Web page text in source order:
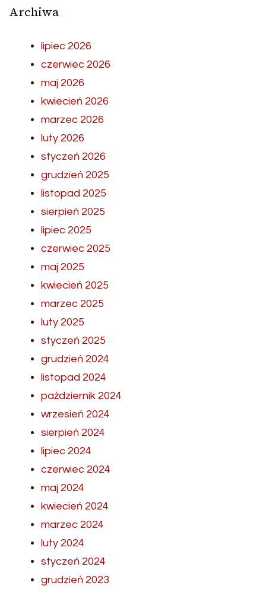
Archiwa
lipiec 2026
czerwiec 2026
maj 2026
kwiecień 2026
marzec 2026
luty 2026
styczeń 2026
grudzień 2025
listopad 2025
sierpień 2025
lipiec 2025
czerwiec 2025
maj 2025
kwiecień 2025
marzec 2025
luty 2025
styczeń 2025
grudzień 2024
listopad 2024
październik 2024
wrzesień 2024
sierpień 2024
lipiec 2024
czerwiec 2024
maj 2024
kwiecień 2024
marzec 2024
luty 2024
styczeń 2024
grudzień 2023